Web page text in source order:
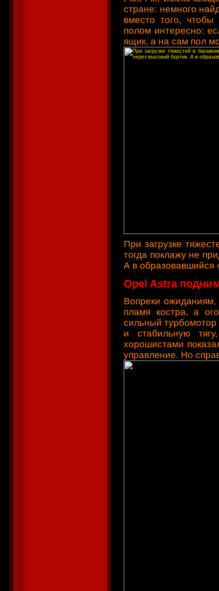
стране: немного
вместо того, чтобы
полом интересно:
ящик, а на сам пол
При загрузке
тогда поклажу не
А в образовавшийся
Opel Astra
Вопреки
пламя костра, а
сильный
и стабильную
хорошистами
управление. Но